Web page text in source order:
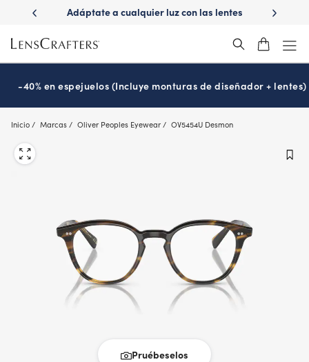
main
content
con
Adáptate a cualquier luz con las lentes
¿Es
-40% en espejuelos (Incluye monturas de diseñador + lentes)
Inicio Marcas Oliver Peoples Eyewear OV5454U Desmon
Pruébeselos